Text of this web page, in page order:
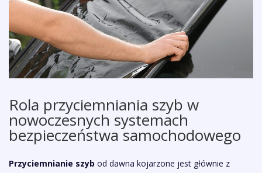
Rola przyciemniania szyb w
nowoczesnych systemach
bezpieczeństwa samochodowego
Przyciemnianie szyb od dawna kojarzone jest głównie z